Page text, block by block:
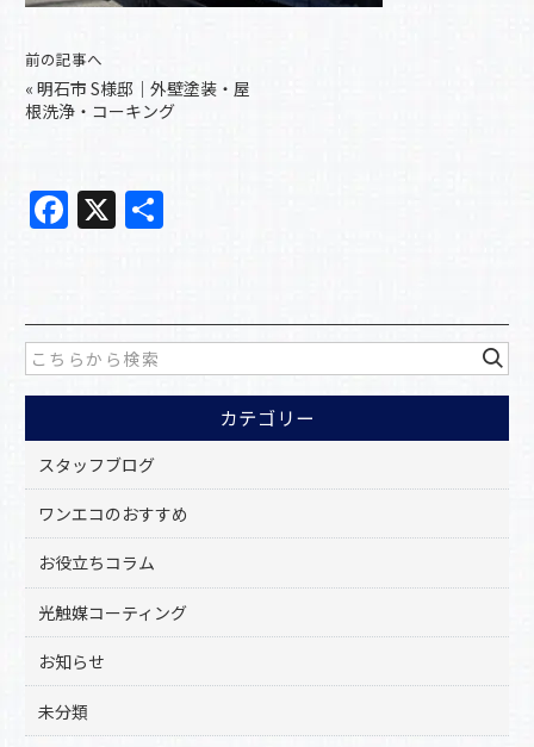
前の記事へ
« 明石市 S様邸｜外壁塗装・屋
根洗浄・コーキング
F
a
e
b
o
o
k
X
カテゴリー
スタッフブログ
ワンエコのおすすめ
お役立ちコラム
光触媒コーティング
お知らせ
未分類